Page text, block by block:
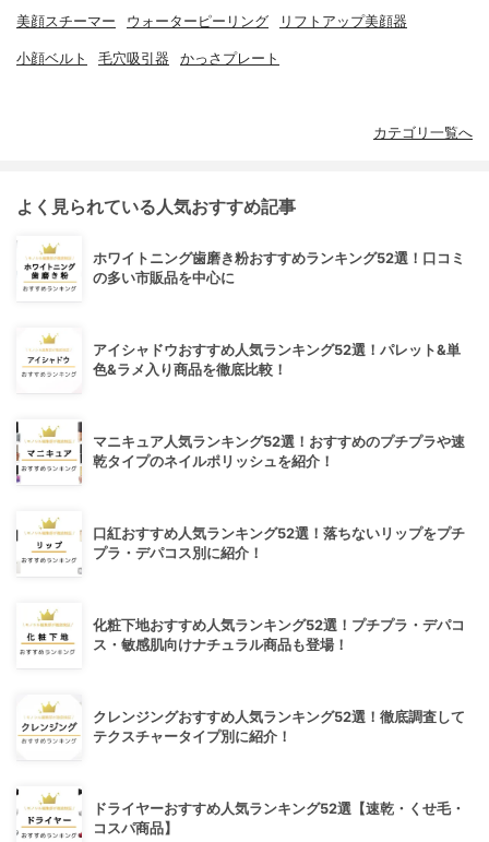
美顔スチーマー ウォーターピーリング リフトアップ美顔器
小顔ベルト 毛穴吸引器 かっさプレート
カテゴリ一覧へ
よく見られている人気おすすめ記事
ホワイトニング歯磨き粉おすすめランキング52選！口コミ
の多い市販品を中心に
アイシャドウおすすめ人気ランキング52選！パレット&単
色&ラメ入り商品を徹底比較！
マニキュア人気ランキング52選！おすすめのプチプラや速
乾タイプのネイルポリッシュを紹介！
口紅おすすめ人気ランキング52選！落ちないリップをプチ
プラ・デパコス別に紹介！
化粧下地おすすめ人気ランキング52選！プチプラ・デパコ
ス・敏感肌向けナチュラル商品も登場！
クレンジングおすすめ人気ランキング52選！徹底調査して
テクスチャータイプ別に紹介！
ドライヤーおすすめ人気ランキング52選【速乾・くせ毛・
コスパ商品】